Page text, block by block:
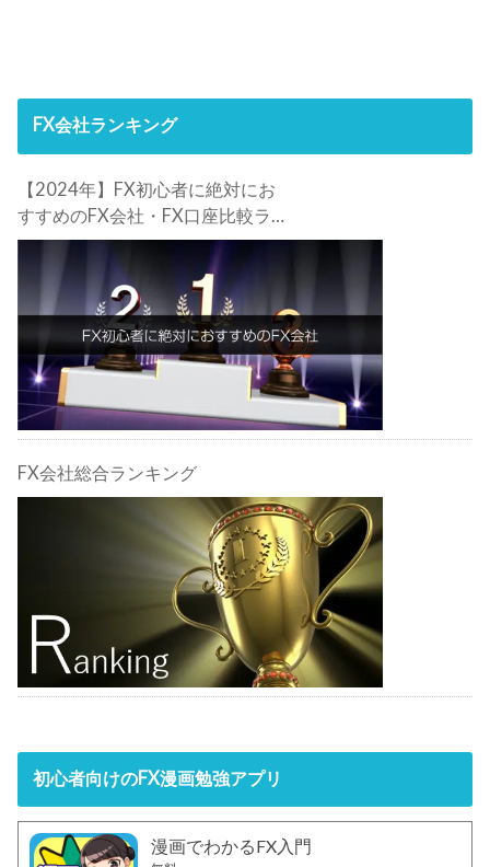
FX会社ランキング
【2024年】FX初心者に絶対にお
すすめのFX会社・FX口座比較ラン
キング。FX初心者におすすめの理
由・注意点も合わせて解説しま
す！
FX会社総合ランキング
初心者向けのFX漫画勉強アプリ
漫画でわかるFX入門